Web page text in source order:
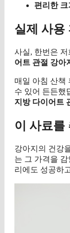
편리한 크
실제 사용
사실, 한번은
어트 관절 강아
매일 아침 산책
수 있어 든든했
지방 다이어트
이 사료를
강아지의 건강
는 그 가격을
리에도 성공하